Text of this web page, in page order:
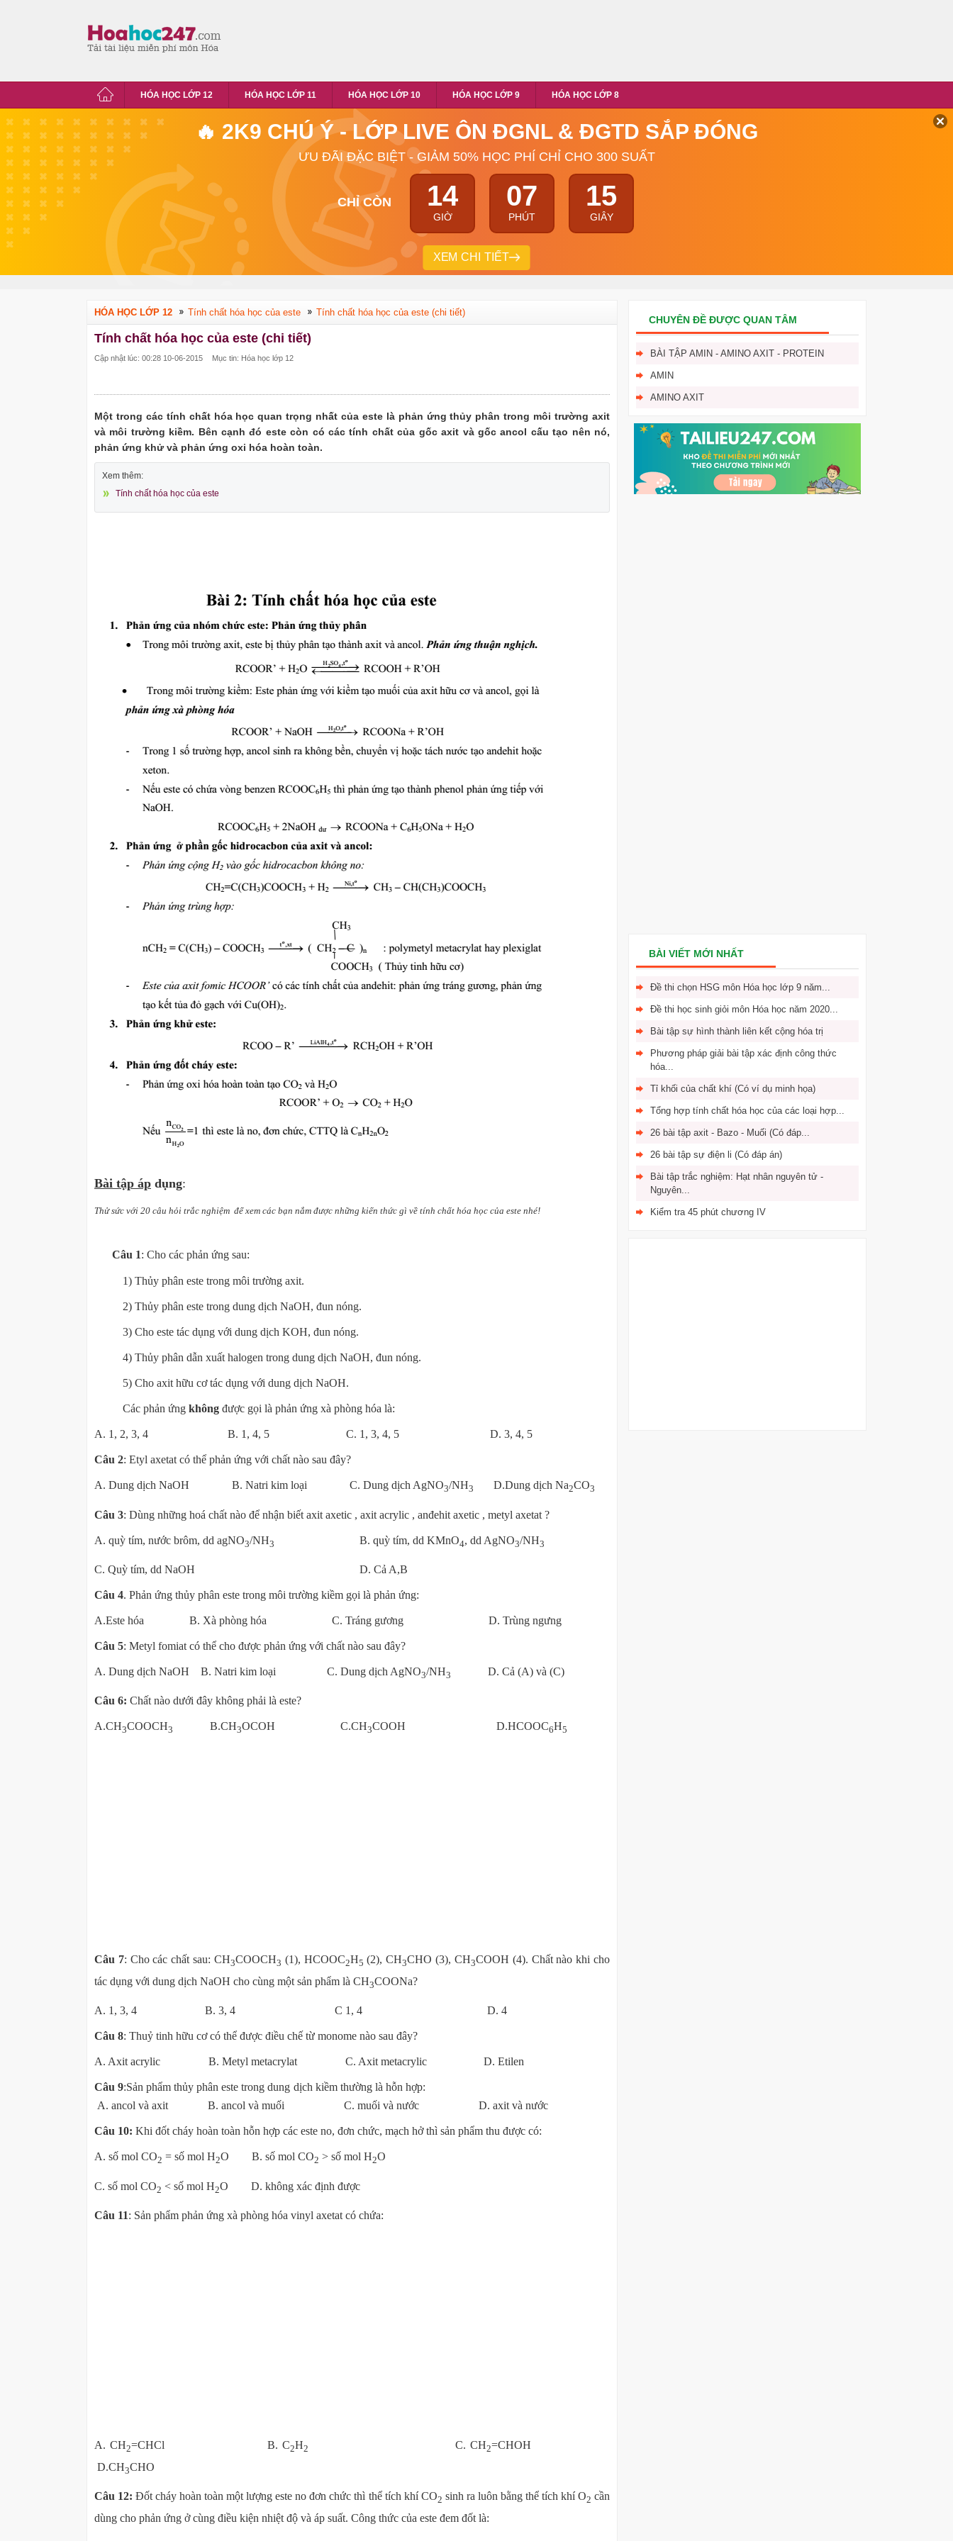
HÓA HỌC LỚP 12 HÓA HỌC LỚP 11 HÓA HỌC LỚP 10 HÓA HỌC LỚP 9 HÓA HỌC LỚP 8
🔥 2K9 CHÚ Ý - LỚP LIVE ÔN ĐGNL & ĐGTD SẮP ĐÓNG
ƯU ĐÃI ĐẶC BIỆT - GIẢM 50% HỌC PHÍ CHỈ CHO 300 SUẤT
CHỈ CÒN 14
GIỜ
07
PHÚT
14
GIÂY
XEM CHI TIẾT
HÓA HỌC LỚP 12 Tính chất hóa học của este Tính chất hóa học của este (chi tiết)
Tính chất hóa học của este (chi tiết)
Cập nhật lúc: 00:28 10-06-2015 Mục tin: Hóa học lớp 12
Một trong các tính chất hóa học quan trọng nhất của este là phản ứng thủy phân trong môi trường axit
và môi trường kiềm. Bên cạnh đó este còn có các tính chất của gốc axit và gốc ancol cấu tạo nên nó,
phản ứng khử và phản ứng oxi hóa hoàn toàn.
Xem thêm:
Tính chất hóa học của este
Bài tập áp dụng:
Thử sức với 20 câu hỏi trắc nghiệm để xem các bạn nắm được những kiến thức gì về tính chất hóa học của este nhé!
Câu 1: Cho các phản ứng sau:
1) Thủy phân este trong môi trường axit.
2) Thủy phân este trong dung dịch NaOH, đun nóng.
3) Cho este tác dụng với dung dịch KOH, đun nóng.
4) Thủy phân dẫn xuất halogen trong dung dịch NaOH, đun nóng.
5) Cho axit hữu cơ tác dụng với dung dịch NaOH.
Các phản ứng không được gọi là phản ứng xà phòng hóa là:
A. 1, 2, 3, 4 B. 1, 4, 5 C. 1, 3, 4, 5 D. 3, 4, 5
Câu 2: Etyl axetat có thể phản ứng với chất nào sau đây?
A. Dung dịch NaOH B. Natri kim loại C. Dung dịch AgNO3/NH3 D.Dung dịch Na2CO3
Câu 3: Dùng những hoá chất nào để nhận biết axit axetic , axit acrylic , anđehit axetic , metyl axetat ?
A. quỳ tím, nước brôm, dd agNO3/NH3 B. quỳ tím, dd KMnO4, dd AgNO3/NH3
C. Quỳ tím, dd NaOH D. Cả A,B
Câu 4. Phản ứng thủy phân este trong môi trường kiềm gọi là phản ứng:
A.Este hóa B. Xà phòng hóa C. Tráng gương D. Trùng ngưng
Câu 5: Metyl fomiat có thể cho được phản ứng với chất nào sau đây?
A. Dung dịch NaOH B. Natri kim loại C. Dung dịch AgNO3/NH3 D. Cả (A) và (C)
Câu 6: Chất nào dưới đây không phải là este?
A.CH3COOCH3 B.CH3OCOH C.CH3COOH D.HCOOC6H5
Câu 7: Cho các chất sau: CH3COOCH3 (1), HCOOC2H5 (2), CH3CHO (3), CH3COOH (4). Chất nào khi cho
tác dụng với dung dịch NaOH cho cùng một sản phẩm là CH3COONa?
A. 1, 3, 4 B. 3, 4 C 1, 4 D. 4
Câu 8: Thuỷ tinh hữu cơ có thể được điều chế từ monome nào sau đây?
A. Axit acrylic B. Metyl metacrylat C. Axit metacrylic D. Etilen
Câu 9:Sản phẩm thủy phân este trong dung dịch kiềm thường là hỗn hợp:
A. ancol và axit B. ancol và muối C. muối và nước D. axit và nước
Câu 10: Khi đốt cháy hoàn toàn hỗn hợp các este no, đơn chức, mạch hở thì sản phẩm thu được có:
A. số mol CO2 = số mol H2O B. số mol CO2 > số mol H2O
C. số mol CO2 < số mol H2O D. không xác định được
Câu 11: Sản phẩm phản ứng xà phòng hóa vinyl axetat có chứa:
A. CH2=CHCl B. C2H2 C. CH2=CHOH
D.CH3CHO
Câu 12: Đốt cháy hoàn toàn một lượng este no đơn chức thì thể tích khí CO2 sinh ra luôn bằng thể tích khí O2 cần
dùng cho phản ứng ở cùng điều kiện nhiệt độ và áp suất. Công thức của este đem đốt là:
CHUYÊN ĐỀ ĐƯỢC QUAN TÂM
BÀI TẬP AMIN - AMINO AXIT - PROTEIN
AMIN
AMINO AXIT
BÀI VIẾT MỚI NHẤT
Đề thi chọn HSG môn Hóa học lớp 9 năm...
Đề thi học sinh giỏi môn Hóa học năm 2020...
Bài tập sự hình thành liên kết cộng hóa trị
Phương pháp giải bài tập xác định công thức
hóa...
Tỉ khối của chất khí (Có ví dụ minh họa)
Tổng hợp tính chất hóa học của các loại hợp...
26 bài tập axit - Bazo - Muối (Có đáp...
26 bài tập sự điện li (Có đáp án)
Bài tập trắc nghiệm: Hạt nhân nguyên tử -
Nguyên...
Kiểm tra 45 phút chương IV